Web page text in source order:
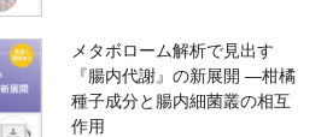
メタボローム解析で見出す
『腸内代謝』の新展開 —柑橘
種子成分と腸内細菌叢の相互
作用